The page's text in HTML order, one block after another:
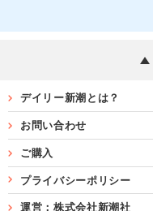
デイリー新潮とは？
お問い合わせ
ご購入
プライバシーポリシー
運営：株式会社新潮社